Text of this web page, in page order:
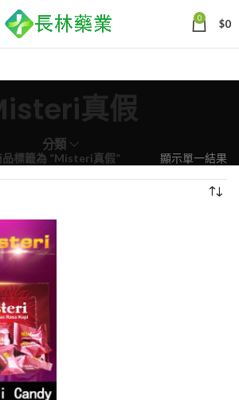
0 $0
真假
分類
品標籤為 “Misteri真假” 顯示單一結果